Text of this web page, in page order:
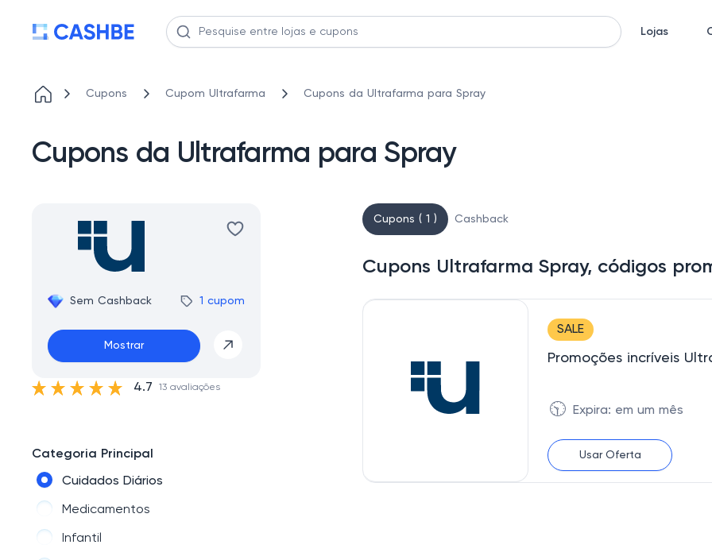
Lojas
Cupons Cupom Ultrafarma Cupons da Ultrafarma para Spray
Cupons da Ultrafarma para Spray
Sem Cashback 1 cupom
Mostrar
4.7 13 avaliações
Categoria Principal
Cuidados Diários
Medicamentos
Infantil
Cupons ( 1 ) Cashback
Cupons Ultrafarma Spray, códigos
SALE
Promoções incríveis
🕥 Expira: em um mês
Usar Oferta